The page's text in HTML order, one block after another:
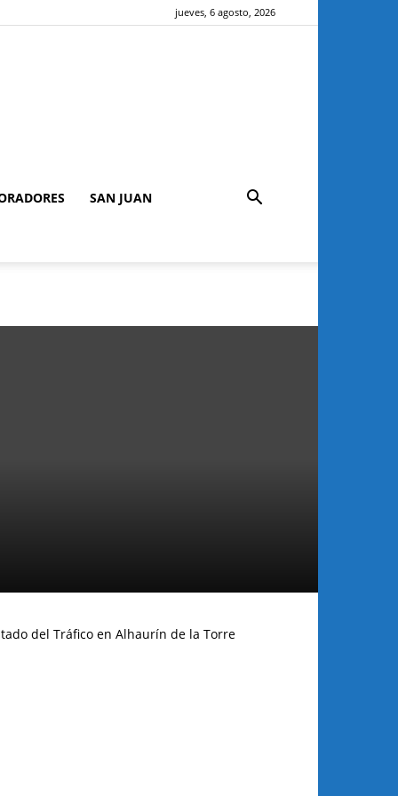
jueves, 6 agosto, 2026
SAN JUAN
del Tráfico en Alhaurín de la Torre